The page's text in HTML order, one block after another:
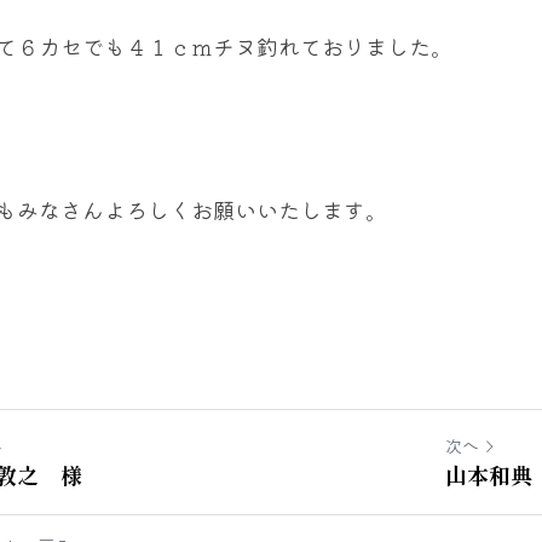
６カセでも４１ｃｍチヌ釣れておりました。
みなさんよろしくお願いいたします。
之 様
次へ
山本和